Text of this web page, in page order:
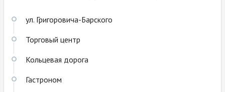
ул. Григоровича-Барского
Торговый центр
Кольцевая дорога
Гастроном